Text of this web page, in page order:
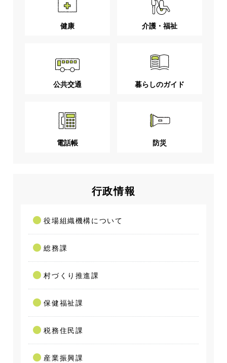
健康 介護・福祉
公共交通 暮らしのガイド
電話帳 防災
行政情報
役場組織機構について
総務課
村づくり推進課
保健福祉課
税務住民課
産業振興課